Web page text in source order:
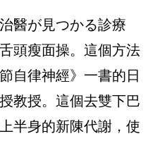
醫が見つかる診療
頭瘦面操。這個方法
自律神經》一書的日
教授。這個去雙下巴
半身的新陳代謝，使